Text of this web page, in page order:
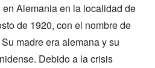
Alemania en la localidad de
de 1920, con el nombre de
madre era alemana y su
Debido a la crisis